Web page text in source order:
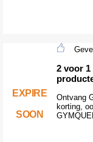
EXPIRE
SOON
2 voor 1
Ontvang
korting,